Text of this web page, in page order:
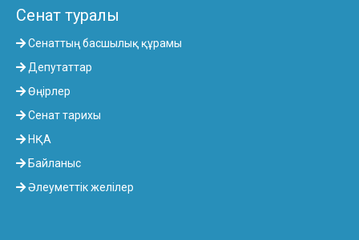
Сенат туралы
Сенаттың басшылық құрамы
Депутаттар
Өңірлер
Сенат тарихы
НҚА
Байланыс
Әлеуметтік желілер